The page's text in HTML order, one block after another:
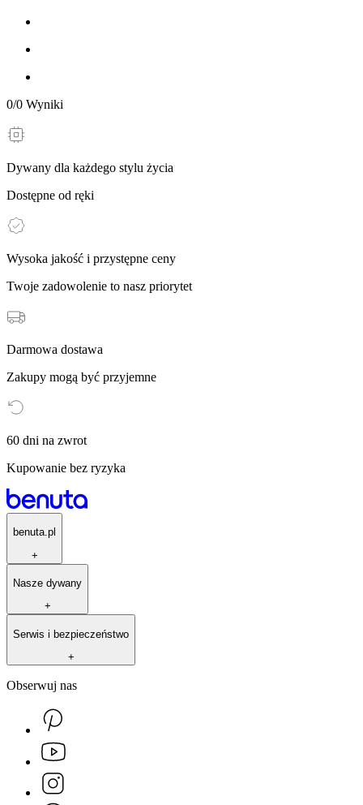
0/0 Wyniki
Dywany dla każdego stylu życia
Dostępne od ręki
Wysoka jakość i przystępne ceny
Twoje zadowolenie to nasz priorytet
Darmowa dostawa
Zakupy mogą być przyjemne
60 dni na zwrot
Kupowanie bez ryzyka
benuta.pl
+
Nasze dywany
+
Serwis i bezpieczeństwo
+
Obserwuj nas